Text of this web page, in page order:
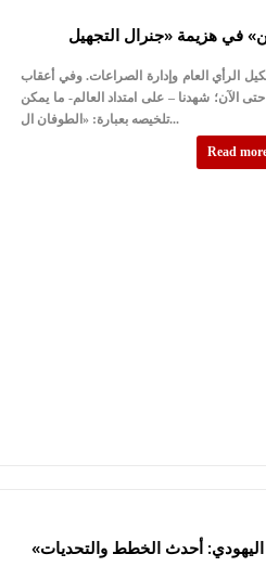
الرأي العام وإدارة الصراعات. وفي أعقاب
شهدنا – على امتداد العالم- ما يمكن
تلخيصه بعبارة: «الطوفان ال...
Read
اليهودي: أحدث الخطط والتحديات